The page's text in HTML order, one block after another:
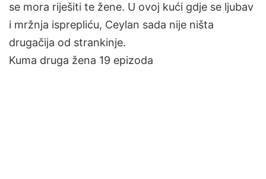
se mora riješiti te žene. U ovoj kući gdje se ljubav
i mržnja isprepliću, Ceylan sada nije ništa
drugačija od strankinje.
Kuma druga žena 19 epizoda